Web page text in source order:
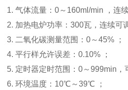
1. 气体流量：0～160ml/min ，连续
2. 加热电炉功率：300瓦，连续可
3. 二氧化碳测量范围：0～45% ；
4. 平行样允许误差：0.10% ；
5. 定时器定时范围：0～999min，
6. 环境温度：10℃～39℃ ；